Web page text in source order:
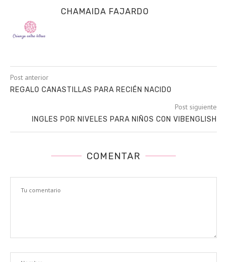
CHAMAIDA FAJARDO
Post anterior
REGALO CANASTILLAS PARA RECIÉN NACIDO
Post siguiente
INGLES POR NIVELES PARA NIÑOS CON VIBENGLISH
COMENTAR